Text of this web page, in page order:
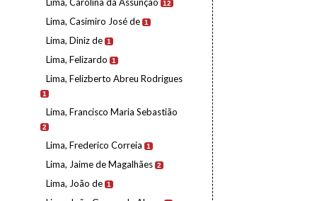
12
Lima, Casimiro José de 1
Lima, Diniz de 1
Lima, Felizardo 1
Lima, Felizberto Abreu Rodrigues
1
Lima, Francisco Maria Sebastião
2
Lima, Frederico Correia 1
Lima, Jaime de Magalhães 2
Lima, João de 1